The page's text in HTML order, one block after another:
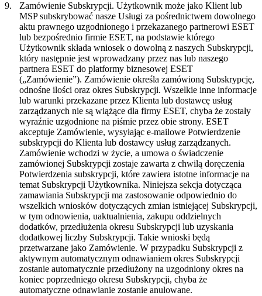
9.
Zamówienie Subskrypcji. Użytkownik może jako Klient lub
MSP subskrybować nasze Usługi za pośrednictwem dowolnego
aktu prawnego uzgodnionego i przekazanego partnerowi ESET
lub bezpośrednio firmie ESET, na podstawie którego
Użytkownik składa wniosek o dowolną z naszych Subskrypcji,
który następnie jest wprowadzany przez nas lub naszego
partnera ESET do platformy biznesowej ESET
(„Zamówienie”). Zamówienie określa zamówioną Subskrypcję,
odnośne ilości oraz okres Subskrypcji. Wszelkie inne informacje
lub warunki przekazane przez Klienta lub dostawcę usług
zarządzanych nie są wiążące dla firmy ESET, chyba że zostały
wyraźnie uzgodnione na piśmie przez obie strony. ESET
akceptuje Zamówienie, wysyłając e-mailowe Potwierdzenie
subskrypcji do Klienta lub dostawcy usług zarządzanych.
Zamówienie wchodzi w życie, a umowa o świadczenie
zamówionej Subskrypcji zostaje zawarta z chwilą doręczenia
Potwierdzenia subskrypcji, które zawiera istotne informacje na
temat Subskrypcji Użytkownika. Niniejsza sekcja dotycząca
zamawiania Subskrypcji ma zastosowanie odpowiednio do
wszelkich wniosków dotyczących zmian istniejącej Subskrypcji,
w tym odnowienia, uaktualnienia, zakupu oddzielnych
dodatków, przedłużenia okresu Subskrypcji lub uzyskania
dodatkowej liczby Subskrypcji. Takie wnioski będą
przetwarzane jako Zamówienie. W przypadku Subskrypcji z
aktywnym automatycznym odnawianiem okres Subskrypcji
zostanie automatycznie przedłużony na uzgodniony okres na
koniec poprzedniego okresu Subskrypcji, chyba że
automatyczne odnawianie zostanie anulowane.